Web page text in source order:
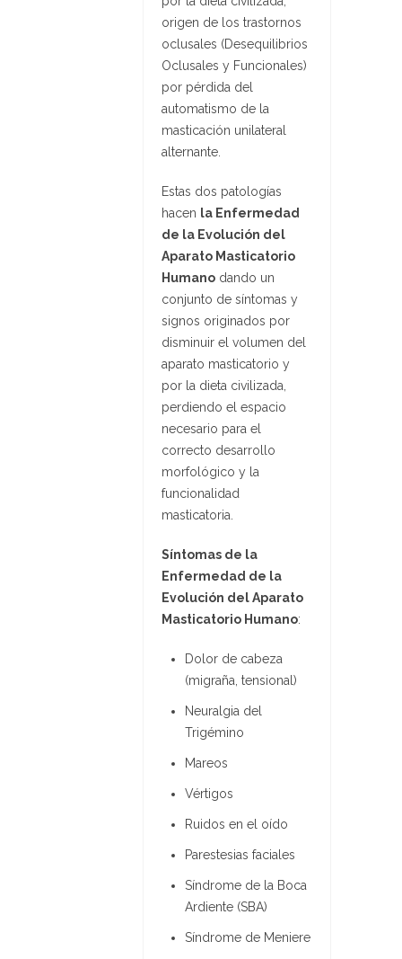
origen de los trastornos
oclusales (Desequilibrios
Oclusales y Funcionales)
por pérdida del
automatismo de la
masticación unilateral
alternante.
Estas dos patologías
hacen la Enfermedad
de la Evolución del
Aparato Masticatorio
Humano dando un
conjunto de síntomas y
signos originados por
disminuir el volumen del
aparato masticatorio y
por la dieta civilizada,
perdiendo el espacio
necesario para el
correcto desarrollo
morfológico y la
funcionalidad
masticatoria.
Síntomas de la
Enfermedad de la
Evolución del Aparato
Masticatorio Humano:
Dolor de cabeza
(migraña, tensional)
Neuralgia del
Trigémino
Mareos
Vértigos
Ruidos en el oído
Parestesias faciales
Síndrome de la Boca
Ardiente (SBA)
Síndrome de Meniere